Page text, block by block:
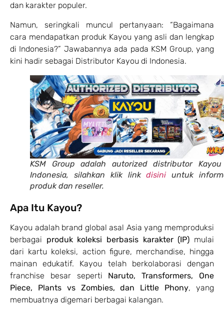
dan karakter populer.
Namun, seringkali muncul pertanyaan: “Bagaimana
cara mendapatkan produk Kayou yang asli dan lengkap
di Indonesia?” Jawabannya ada pada KSM Group, yang
kini hadir sebagai Distributor Kayou di Indonesia.
KSM Group adalah autorized distributor
Indonesia, silahkan klik linkdisini untuk
produk dan reseller.
Apa Itu Kayou?
Kayou adalah brand global asal Asia yang memproduksi
berbagai produk koleksi berbasis karakter (IP) mulai
dari kartu koleksi, action figure, merchandise, hingga
mainan edukatif. Kayou telah berkolaborasi dengan
franchise besar seperti Naruto, Transformers, One
Piece, Plants vs Zombies, dan Little Phony, yang
membuatnya digemari berbagai kalangan.